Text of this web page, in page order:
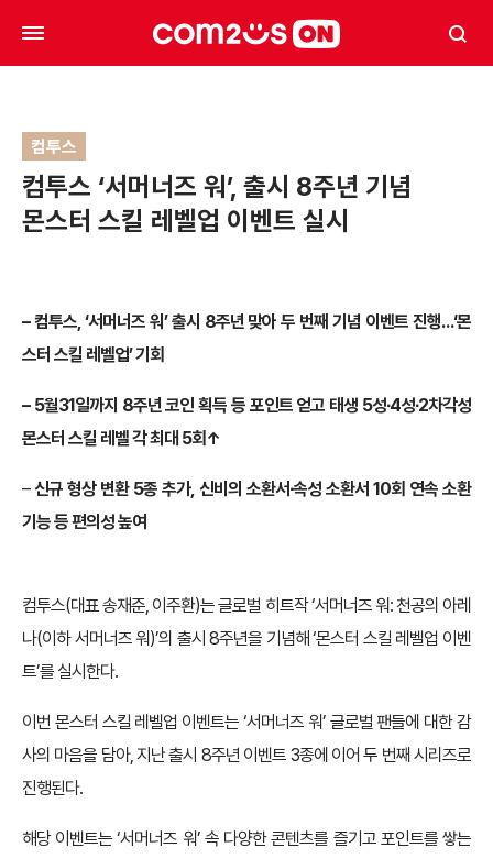
컴투스
컴투스 ‘서머너즈 워’, 출시 8주년 기념
몬스터 스킬 레벨업 이벤트 실시
– 컴투스, ‘서머너즈 워’ 출시 8주년 맞아 두 번째 기념 이벤트 진행…‘몬
스터 스킬 레벨업’ 기회
– 5월31일까지 8주년 코인 획득 등 포인트 얻고 태생 5성∙4성∙2차각성
몬스터 스킬 레벨 각 최대 5회↑
–신규 형상 변환 5종 추가, 신비의 소환서∙속성 소환서 10회 연속 소환
기능 등 편의성 높여
컴투스(대표 송재준, 이주환)는 글로벌 히트작 ‘서머너즈 워: 천공의 아레
나(이하 서머너즈 워)’의 출시 8주년을 기념해 ‘몬스터 스킬 레벨업 이벤
트’를 실시한다.
이번 몬스터 스킬 레벨업 이벤트는 ‘서머너즈 워’ 글로벌 팬들에 대한 감
사의 마음을 담아, 지난 출시 8주년 이벤트 3종에 이어 두 번째 시리즈로
진행된다.
해당 이벤트는 ‘서머너즈 워’ 속 다양한 콘텐츠를 즐기고 포인트를 쌓는